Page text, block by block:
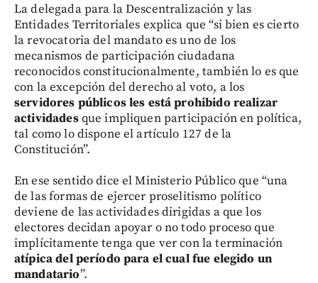
La delegada para la Descentralización y las
Entidades Territoriales explica que “si bien es cierto
la revocatoria del mandato es uno de los
mecanismos de participación ciudadana
reconocidos constitucionalmente, también lo es que
con la excepción del derecho al voto, a los
servidores públicos les está prohibido realizar
actividadesque impliquen participación en política,
tal como lo dispone el artículo 127 de la
Constitución”.
En ese sentido dice el Ministerio Público que “una
de las formas de ejercer proselitismo político
deviene de las actividades dirigidas a que los
electores decidan apoyar o no todo proceso que
implícitamente tenga que ver con la terminación
atípica del período para el cual fue elegido un
mandatario”.